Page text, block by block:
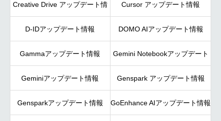
デート情報
Creative Drive アップデート情
報
Cursor アップデート情報
D-IDアップデート情報 DOMO AIアップデート情報
Gammaアップデート情報 Gemini Notebookアップデート
情報
Geminiアップデート情報 Genspark アップデート情報
Gensparkアップデート情報 GoEnhance AIアップデート情報